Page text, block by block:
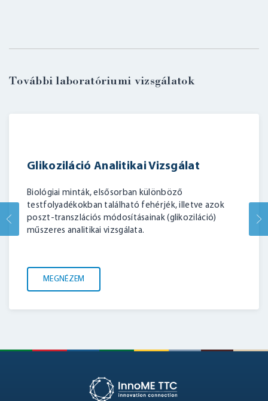
További laboratóriumi vizsgálatok
Glikoziláció Analitikai Vizsgálat
Biológiai minták, elsősorban különböző
testfolyadékokban található fehérjék, illetve azok
poszt-transzlációs módosításainak (glikoziláció)
műszeres analitikai vizsgálata.
MEGNÉZEM